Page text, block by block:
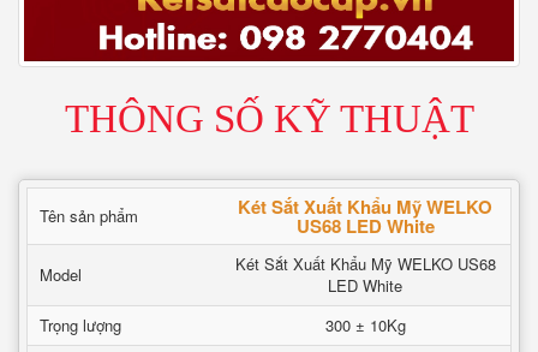
THÔNG SỐ KỸ THUẬT
Tên sản phẩm Két Sắt Xuất Khẩu Mỹ WELKO
US68 LED White
Model
Két Sắt Xuất Khẩu Mỹ WELKO US68
LED White
Trọng lượng
300 ± 10Kg